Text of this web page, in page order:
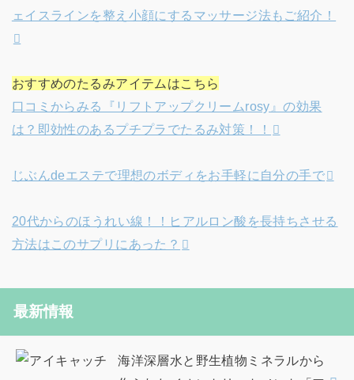
ェイスラインを整え小顔にするマッサージ法もご紹介！
おすすめのたるみアイテムはこちら
口コミからみる『リフトアップクリームrosy』の効果
は？即効性のあるプチプラでたるみ対策！！
じぶんdeエステで理想のボディをお手軽に自分の手で
20代からのほうれい線！！ヒアルロン酸を長持ちさせる
方法はこのサプリにあった？
最新情報
海洋深層水と野生植物ミネラルから